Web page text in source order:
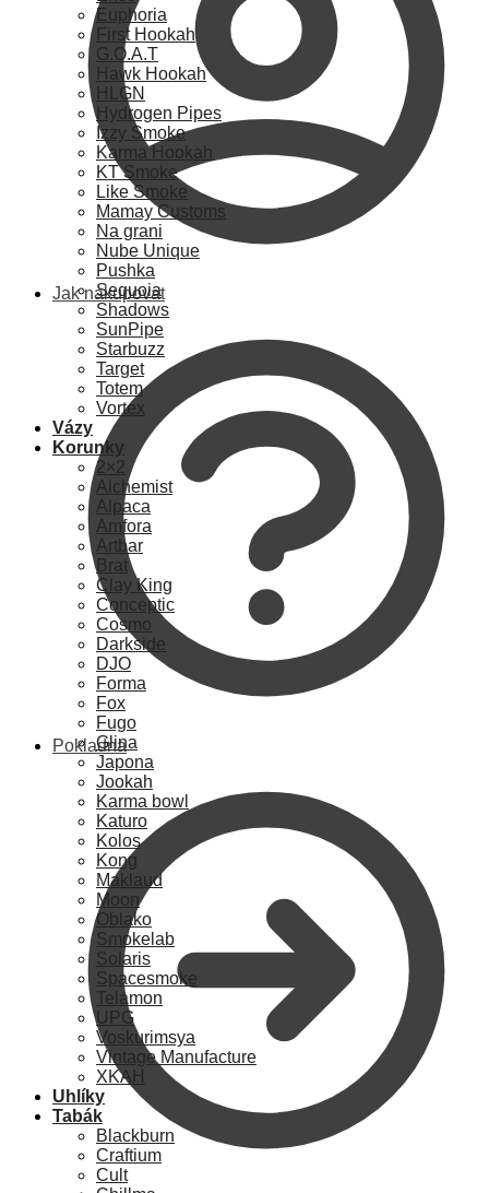
Jak nakupovat
Pokladna
Euphoria
First Hookah
G.O.A.T
Hawk Hookah
HLGN
Hydrogen Pipes
Izzy Smoke
Karma Hookah
KT Smoke
Like Smoke
Mamay Customs
Na grani
Nube Unique
Pushka
Sequoia
Shadows
SunPipe
Starbuzz
Target
Totem
Vortex
Vázy
Korunky
2×2
Alchemist
Alpaca
Amfora
Artbar
Brat
Clay King
Conceptic
Cosmo
Darkside
DJO
Forma
Fox
Fugo
Glina
Japona
Jookah
Karma bowl
Katuro
Kolos
Kong
Maklaud
Moon
Oblako
Smokelab
Solaris
Spacesmoke
Telamon
UPG
Voskurimsya
Vintage Manufacture
XKAH
Uhlíky
Tabák
Blackburn
Craftium
Cult